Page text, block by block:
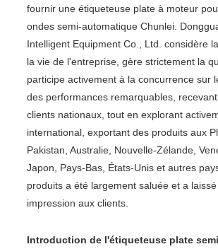
fournir une étiqueteuse plate à moteur
ondes semi-automatique Chunlei.
Intelligent Equipment Co., Ltd. considère
la vie de l'entreprise, gère strictement la
participe activement à la concurrence sur
des performances remarquables,
clients nationaux, tout en explorant
international, exportant des produits aux
Pakistan, Australie, Nouvelle-Zélande,
Japon, Pays-Bas, États-Unis et autres
produits a été largement saluée et a
impression aux clients.
Introduction de l'étiqueteuse plate